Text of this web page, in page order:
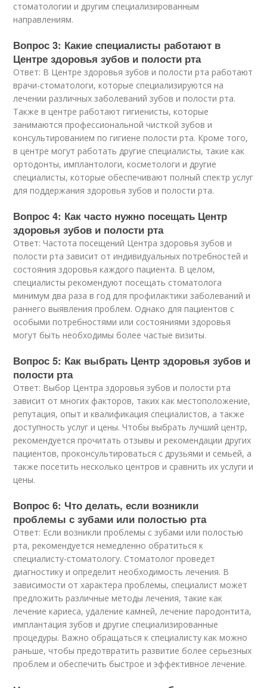
стоматологии и другим специализированным
направлениям.
Вопрос 3: Какие специалисты работают в
Центре здоровья зубов и полости рта
Ответ: В Центре здоровья зубов и полости рта работают
врачи-стоматологи, которые специализируются на
лечении различных заболеваний зубов и полости рта.
Также в центре работают гигиенисты, которые
занимаются профессиональной чисткой зубов и
консультированием по гигиене полости рта. Кроме того,
в центре могут работать другие специалисты, такие как
ортодонты, имплантологи, косметологи и другие
специалисты, которые обеспечивают полный спектр услуг
для поддержания здоровья зубов и полости рта.
Вопрос 4: Как часто нужно посещать Центр
здоровья зубов и полости рта
Ответ: Частота посещений Центра здоровья зубов и
полости рта зависит от индивидуальных потребностей и
состояния здоровья каждого пациента. В целом,
специалисты рекомендуют посещать стоматолога
минимум два раза в год для профилактики заболеваний и
раннего выявления проблем. Однако для пациентов с
особыми потребностями или состояниями здоровья
могут быть необходимы более частые визиты.
Вопрос 5: Как выбрать Центр здоровья зубов и
полости рта
Ответ: Выбор Центра здоровья зубов и полости рта
зависит от многих факторов, таких как местоположение,
репутация, опыт и квалификация специалистов, а также
доступность услуг и цены. Чтобы выбрать лучший центр,
рекомендуется прочитать отзывы и рекомендации других
пациентов, проконсультироваться с друзьями и семьей, а
также посетить несколько центров и сравнить их услуги и
цены.
Вопрос 6: Что делать, если возникли
проблемы с зубами или полостью рта
Ответ: Если возникли проблемы с зубами или полостью
рта, рекомендуется немедленно обратиться к
специалисту-стоматологу. Стоматолог проведет
диагностику и определит необходимость лечения. В
зависимости от характера проблемы, специалист может
предложить различные методы лечения, такие как
лечение кариеса, удаление камней, лечение пародонтита,
имплантация зубов и другие специализированные
процедуры. Важно обращаться к специалисту как можно
раньше, чтобы предотвратить развитие более серьезных
проблем и обеспечить быстрое и эффективное лечение.